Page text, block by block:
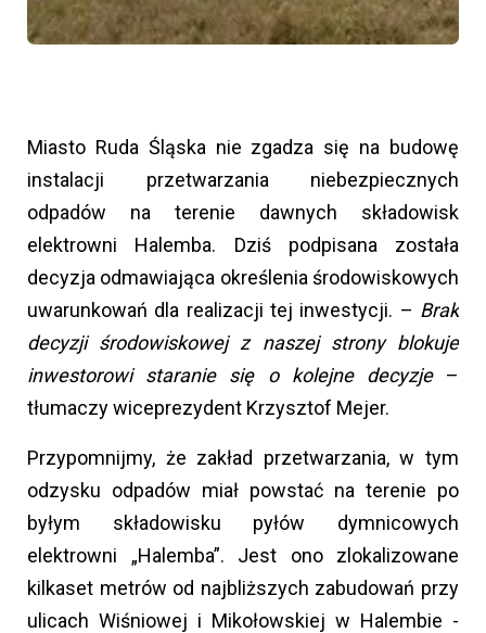
Miasto Ruda Śląska nie zgadza się na budowę
instalacji przetwarzania niebezpiecznych
odpadów na terenie dawnych składowisk
elektrowni Halemba. Dziś podpisana została
decyzja odmawiająca określenia środowiskowych
uwarunkowań dla realizacji tej inwestycji. – Brak
decyzji środowiskowej z naszej strony blokuje
inwestorowi staranie się o kolejne decyzje –
tłumaczy wiceprezydent Krzysztof Mejer.
Przypomnijmy, że zakład przetwarzania, w tym
odzysku odpadów miał powstać na terenie po
byłym składowisku pyłów dymnicowych
elektrowni „Halemba”. Jest ono zlokalizowane
kilkaset metrów od najbliższych zabudowań przy
ulicach Wiśniowej i Mikołowskiej w Halembie -